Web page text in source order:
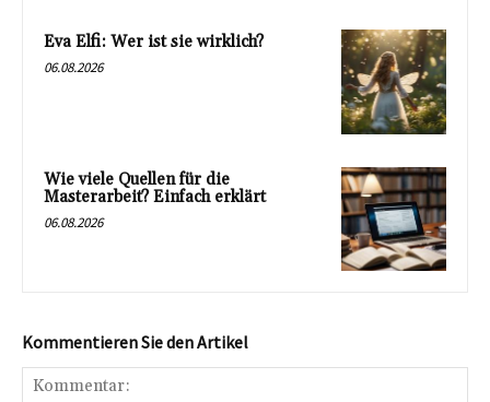
Eva Elfi: Wer ist sie wirklich?
06.08.2026
Wie viele Quellen für die
Masterarbeit? Einfach erklärt
06.08.2026
Kommentieren Sie den Artikel